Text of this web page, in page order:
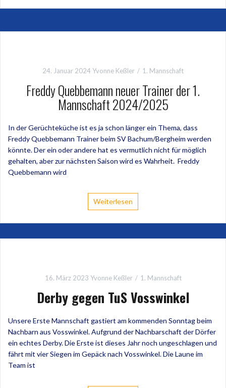
24. Januar 2024Yvonne Keßler 1. Mannschaft
Freddy Quebbemann neuer Trainer der 1.
Mannschaft 2024/2025
In der Gerüchteküche ist es ja schon länger ein Thema, dass
Freddy Quebbemann Trainer beim SV Bachum/Bergheim werden
könnte. Der ein oder andere hat es vermutlich nicht für möglich
gehalten, aber zur nächsten Saison wird es Wahrheit. Freddy
Quebbemann wird
Weiterlesen
16. März 2023 Yvonne Keßler 1. Mannschaft
Derby gegen TuS Vosswinkel
Unsere Erste Mannschaft gastiert am kommenden Sonntag beim
Nachbarn aus Vosswinkel. Aufgrund der Nachbarschaft der Dörfer
ein echtes Derby. Die Erste ist dieses Jahr noch ungeschlagen und
fährt mit vier Siegen im Gepäck nach Vosswinkel. Die Laune im
Team ist